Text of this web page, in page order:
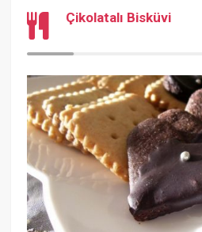
Çikolatalı Bisküvi